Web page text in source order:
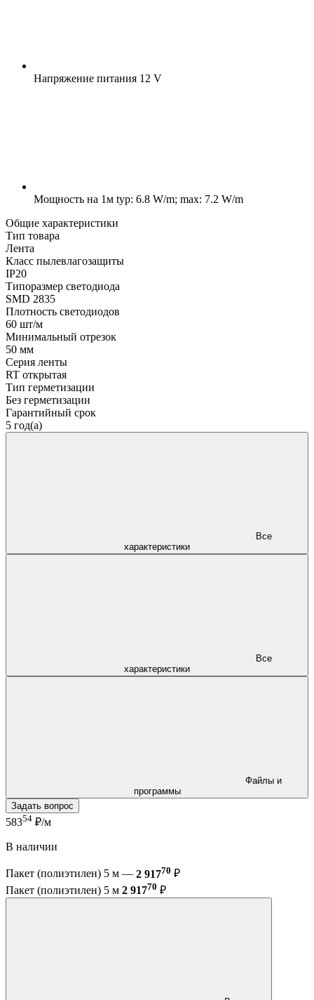
Напряжение питания 12 V
Мощность на 1м typ: 6.8 W/m; max: 7.2 W/m
Общие характеристики
Тип товара
Лента
Класс пылевлагозащиты
IP20
Типоразмер светодиода
SMD 2835
Плотность светодиодов
60 шт/м
Минимальный отрезок
50 мм
Серия ленты
RT открытая
Тип герметизации
Без герметизации
Гарантийный срок
5 год(а)
характеристики
характеристики
программы
Задать вопрос
58354 ₽/м
В наличии
Пакет (полиэтилен) 5 м — 2 91770 ₽
Пакет (полиэтилен) 5 м 2 91770 ₽